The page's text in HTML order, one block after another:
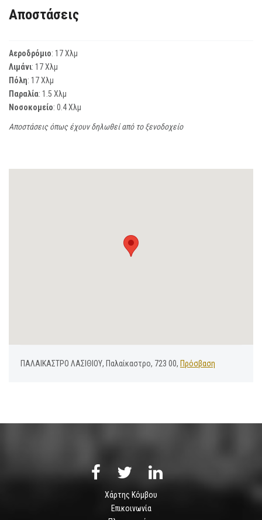
Αποστάσεις
Αεροδρόμιο: 17 Χλμ
Λιμάνι: 17 Χλμ
Πόλη: 17 Χλμ
Παραλία: 1.5 Χλμ
Νοσοκομείο: 0.4 Χλμ
Αποστάσεις όπως έχουν δηλωθεί από το ξενοδοχείο
ΠΑΛΑΙΚΑΣΤΡΟ ΛΑΣΙΘΙΟΥ, Παλαίκαστρο, 723 00, Πρόσβαση
Χάρτης Κόμβου
Επικοινωνία